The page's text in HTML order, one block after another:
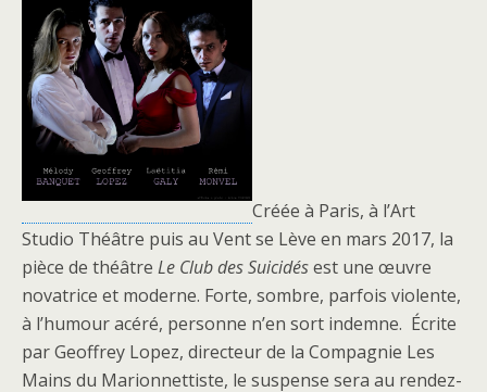
Créée à Paris, à l’Art
Studio Théâtre puis au Vent se Lève en mars 2017, la
pièce de théâtre Le Club des Suicidésest une œuvre
novatrice et moderne. Forte, sombre, parfois violente,
à l’humour acéré, personne n’en sort indemne. Écrite
par Geoffrey Lopez, directeur de la Compagnie Les
Mains du Marionnettiste, le suspense sera au rendez-